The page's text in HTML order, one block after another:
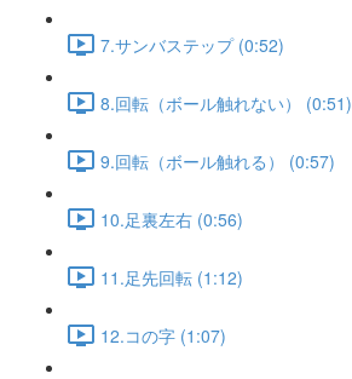
7.サンバステップ (0:52)
8.回転（ボール触れない） (0:51)
9.回転（ボール触れる） (0:57)
10.足裏左右 (0:56)
11.足先回転 (1:12)
12.コの字 (1:07)